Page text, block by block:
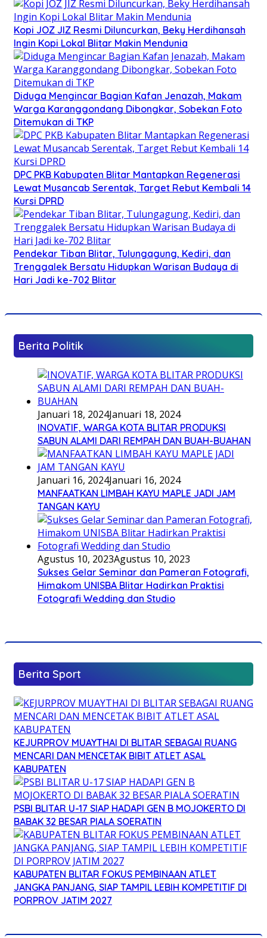
Kopi JOZ JIZ Resmi Diluncurkan, Beky Herdihansah
Ingin Kopi Lokal Blitar Makin Mendunia
Diduga Mengincar Bagian Kafan Jenazah, Makam
Warga Karanggondang Dibongkar, Sobekan Foto
Ditemukan di TKP
DPC PKB Kabupaten Blitar Mantapkan Regenerasi
Lewat Musancab Serentak, Target Rebut Kembali 14
Kursi DPRD
Pendekar Tiban Blitar, Tulungagung, Kediri, dan
Trenggalek Bersatu Hidupkan Warisan Budaya di
Hari Jadi ke-702 Blitar
Berita Politik
Januari 18, 2024Januari 18, 2024
INOVATIF, WARGA KOTA BLITAR PRODUKSI
SABUN ALAMI DARI REMPAH DAN BUAH-BUAHAN
Januari 16, 2024Januari 16, 2024
MANFAATKAN LIMBAH KAYU MAPLE JADI JAM
TANGAN KAYU
Agustus 10, 2023Agustus 10, 2023
Sukses Gelar Seminar dan Pameran Fotografi,
Himakom UNISBA Blitar Hadirkan Praktisi
Fotografi Wedding dan Studio
Berita Sport
KEJURPROV MUAYTHAI DI BLITAR SEBAGAI RUANG
MENCARI DAN MENCETAK BIBIT ATLET ASAL
KABUPATEN
PSBI BLITAR U-17 SIAP HADAPI GEN B MOJOKERTO DI
BABAK 32 BESAR PIALA SOERATIN
KABUPATEN BLITAR FOKUS PEMBINAAN ATLET
JANGKA PANJANG, SIAP TAMPIL LEBIH KOMPETITIF DI
PORPROV JATIM 2027